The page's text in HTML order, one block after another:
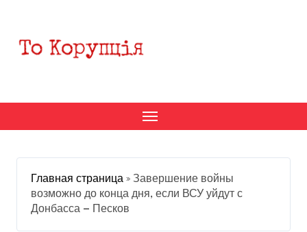
содержанию
Главная страница » Завершение войны
возможно до конца дня, если ВСУ уйдут с
Донбасса — Песков